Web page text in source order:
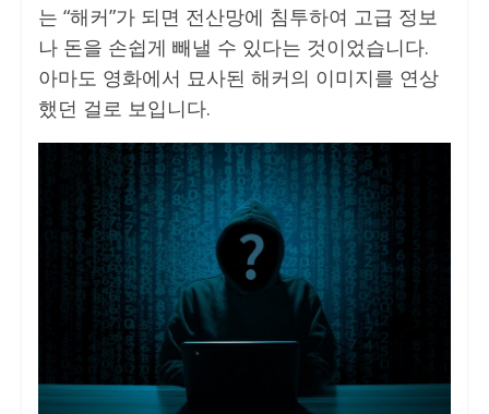
는 “해커”가 되면 전산망에 침투하여 고급 정보
나 돈을 손쉽게 빼낼 수 있다는 것이었습니다.
아마도 영화에서 묘사된 해커의 이미지를 연상
했던 걸로 보입니다.